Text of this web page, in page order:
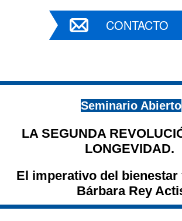
CONTACTO
Seminario Abierto
LA SEGUNDA
LONGEVIDAD.
El imperativo del bienestar
Bárbara Rey